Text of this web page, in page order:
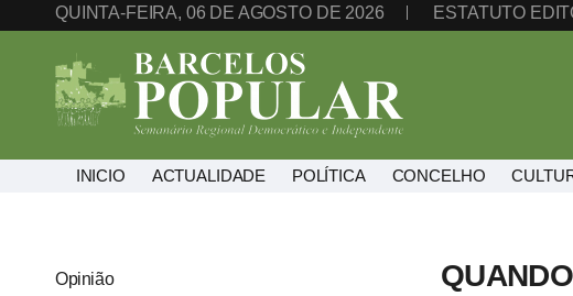
QUINTA-FEIRA, 06 DE AGOSTO DE 2026 ESTATUTO
INICIO ACTUALIDADE POLÍTICA CONCELHO
Opinião